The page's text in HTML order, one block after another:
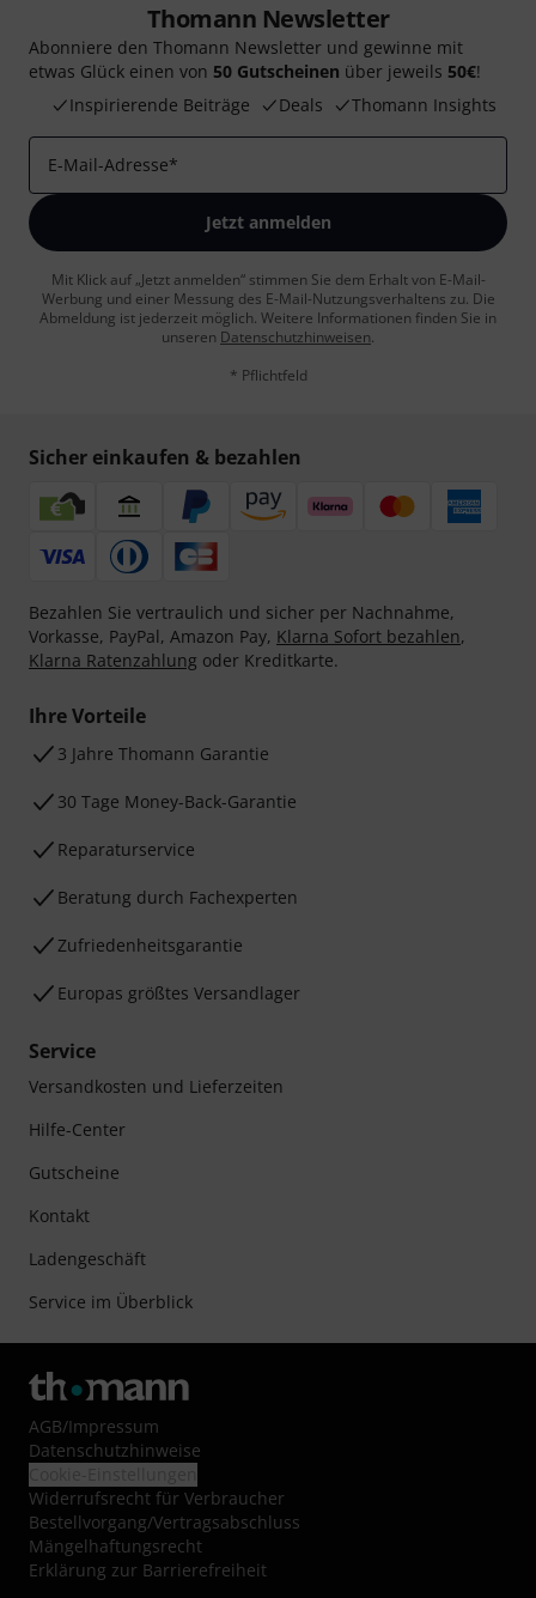
Thomann Newsletter
Abonniere den Thomann Newsletter und gewinne mit
etwas Glück einen von 50 Gutscheinen über jeweils 50€!
Inspirierende Beiträge
Deals Thomann Insights
E-Mail-Adresse*
Jetzt anmelden
Mit Klick auf „Jetzt anmelden“ stimmen Sie dem Erhalt von E-Mail-
Werbung und einer Messung des E-Mail-Nutzungsverhaltens zu. Die
Abmeldung ist jederzeit möglich. Weitere Informationen finden Sie in
unseren Datenschutzhinweisen.
* Pflichtfeld
Sicher einkaufen & bezahlen
Bezahlen Sie vertraulich und sicher per Nachnahme,
Vorkasse, PayPal, Amazon Pay, Klarna Sofort bezahlen,
Klarna Ratenzahlung oder Kreditkarte.
Ihre Vorteile
3 Jahre Thomann Garantie
30 Tage Money-Back-Garantie
Reparaturservice
Beratung durch Fachexperten
Zufriedenheitsgarantie
Europas größtes Versandlager
Service
Versandkosten und Lieferzeiten
Hilfe-Center
Gutscheine
Kontakt
Ladengeschäft
Service im Überblick
AGB/Impressum
Datenschutzhinweise
Widerrufsrecht für Verbraucher
Bestellvorgang/Vertragsabschluss
Mängelhaftungsrecht
Erklärung zur Barrierefreiheit